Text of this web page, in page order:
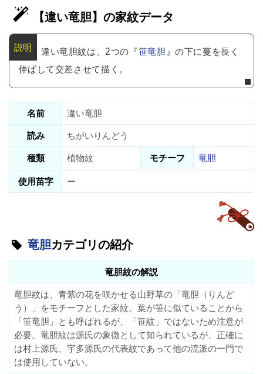
【違い竜胆】の家紋データ
違い竜胆紋は、2つの『笹竜胆』の下に蔓を長く
伸ばして交差させて描く。
名前
違い竜胆
読み
ちがいりんどう
種類
植物紋 モチーフ
竜胆
使用苗字
ー
竜胆カテゴリの紹介
竜胆紋の解説
竜胆紋は、青紫の花を咲かせる山野草の「竜胆（りんど
う）」をモチーフとした家紋。葉が笹に似ていることから
「笹竜胆」とも呼ばれるが、「笹紋」ではないため注意が
必要。竜胆紋は源氏の象徴として知られているが、正確に
は村上源氏、宇多源氏の代表紋であって他の流派の一門で
は使用していない。